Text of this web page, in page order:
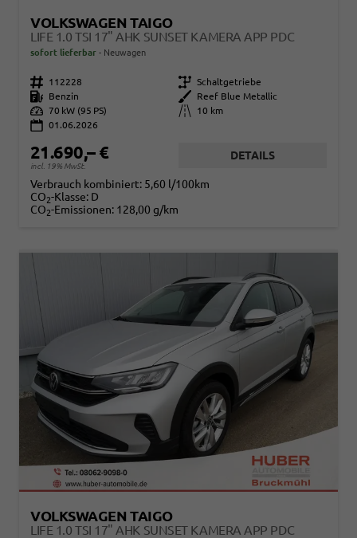
VOLKSWAGEN TAIGO
LIFE 1.0 TSI 17" AHK SUNSET KAMERA APP PDC
sofort lieferbar Neuwagen
Fahrzeugnr. 112228 Getriebe Schaltgetriebe
Kraftstoff
Benzin Außenfarbe
Reef Blue Metallic
Leistung 70 kW (95 PS) Kilometerstand
10 km
01.06.2026
21.690,– €
incl. 19% MwSt.
DETAILS
Verbrauch kombiniert: 5,60 l/100km
CO2-Klasse: D
CO2-Emissionen: 128,00 g/km
VOLKSWAGEN TAIGO
LIFE 1.0 TSI 17" AHK SUNSET KAMERA APP PDC